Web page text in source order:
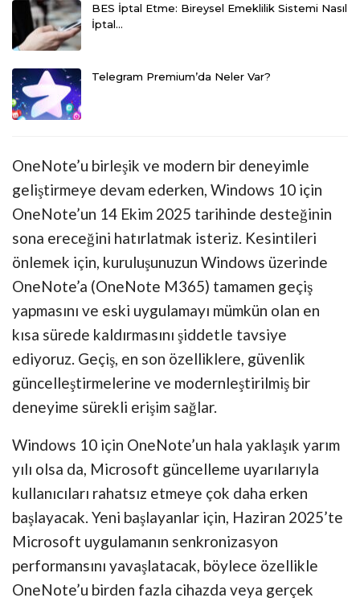
BES İptal Etme: Bireysel Emeklilik Sistemi Nasıl
İptal…
Telegram Premium’da Neler Var?
OneNote’u birleşik ve modern bir deneyimle
geliştirmeye devam ederken, Windows 10 için
OneNote’un 14 Ekim 2025 tarihinde desteğinin
sona ereceğini hatırlatmak isteriz. Kesintileri
önlemek için, kuruluşunuzun Windows üzerinde
OneNote’a (OneNote M365) tamamen geçiş
yapmasını ve eski uygulamayı mümkün olan en
kısa sürede kaldırmasını şiddetle tavsiye
ediyoruz. Geçiş, en son özelliklere, güvenlik
güncelleştirmelerine ve modernleştirilmiş bir
deneyime sürekli erişim sağlar.
Windows 10 için OneNote’un hala yaklaşık yarım
yılı olsa da, Microsoft güncelleme uyarılarıyla
kullanıcıları rahatsız etmeye çok daha erken
başlayacak. Yeni başlayanlar için, Haziran 2025’te
Microsoft uygulamanın senkronizasyon
performansını yavaşlatacak, böylece özellikle
OneNote’u birden fazla cihazda veya gerçek